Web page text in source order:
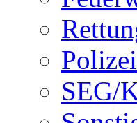
Polizei
SEG/